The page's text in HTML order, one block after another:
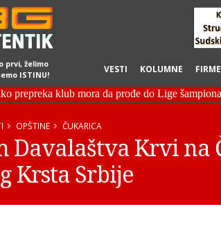
prvi, želimo
ISTINU!
VESTI KOLUMNE FIRME
OPŠTINE ČUKARICA
Davalaštva Krvi na
Krsta Srbije